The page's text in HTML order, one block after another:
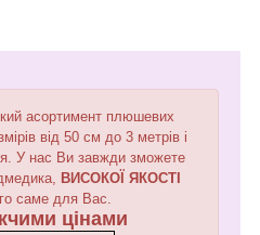
асортимент плюшевих
від 50 см до 3 метрів і
У нас Ви завжди зможете
ВИСОКОЇ ЯКОСТІ
саме для Вас.
цінами